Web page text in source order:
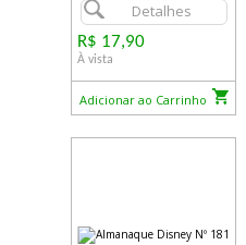
Detalhes
R$ 17,90
À vista
Adicionar ao Carrinho